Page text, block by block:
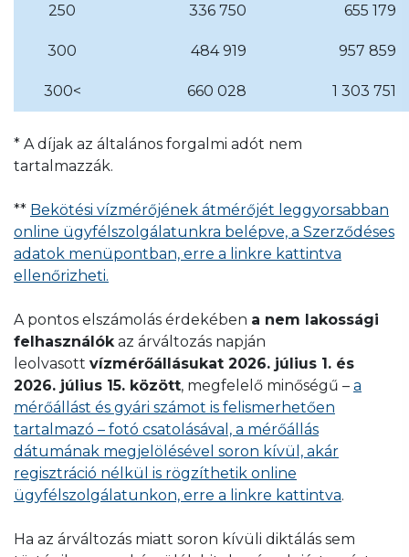
250 336 750 655 179
300 484 919 957 859
300< 660 028 1 303 751
* A díjak az általános forgalmi adót nem
tartalmazzák.
** Bekötési vízmérőjének átmérőjét leggyorsabban
online ügyfélszolgálatunkra belépve, a Szerződéses
adatok menüpontban, erre a linkre kattintva
ellenőrizheti.
A pontos elszámolás érdekében a nem lakossági
felhasználók az árváltozás napján
leolvasott vízmérőállásukat 2026. július 1. és
2026. július 15. között, megfelelő minőségű – a
mérőállást és gyári számot is felismerhetően
tartalmazó – fotó csatolásával, a mérőállás
dátumának megjelölésével soron kívül, akár
regisztráció nélkül is rögzíthetik online
ügyfélszolgálatunkon, erre a linkre kattintva.
Ha az árváltozás miatt soron kívüli diktálás sem